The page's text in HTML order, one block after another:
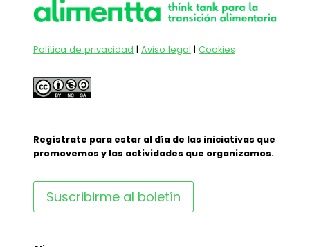
Política de privacidad | Aviso legal | Cookies
Regístrate para estar al día de las iniciativas que
promovemos y las actividades que organizamos.
Suscribirme al boletín